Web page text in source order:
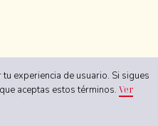
experiencia de usuario. Si sigues
aceptas estos términos.Ver